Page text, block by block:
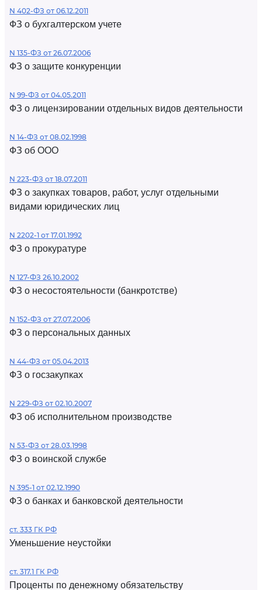
N 402-ФЗ от 06.12.2011
ФЗ о бухгалтерском учете
N 135-ФЗ от 26.07.2006
ФЗ о защите конкуренции
N 99-ФЗ от 04.05.2011
ФЗ о лицензировании отдельных видов деятельности
N 14-ФЗ от 08.02.1998
ФЗ об ООО
N 223-ФЗ от 18.07.2011
ФЗ о закупках товаров, работ, услуг отдельными
видами юридических лиц
N 2202-1 от 17.01.1992
ФЗ о прокуратуре
N 127-ФЗ 26.10.2002
ФЗ о несостоятельности (банкротстве)
N 152-ФЗ от 27.07.2006
ФЗ о персональных данных
N 44-ФЗ от 05.04.2013
ФЗ о госзакупках
N 229-ФЗ от 02.10.2007
ФЗ об исполнительном производстве
N 53-ФЗ от 28.03.1998
ФЗ о воинской службе
N 395-1 от 02.12.1990
ФЗ о банках и банковской деятельности
ст. 333 ГК РФ
Уменьшение неустойки
ст. 317.1 ГК РФ
Проценты по денежному обязательству